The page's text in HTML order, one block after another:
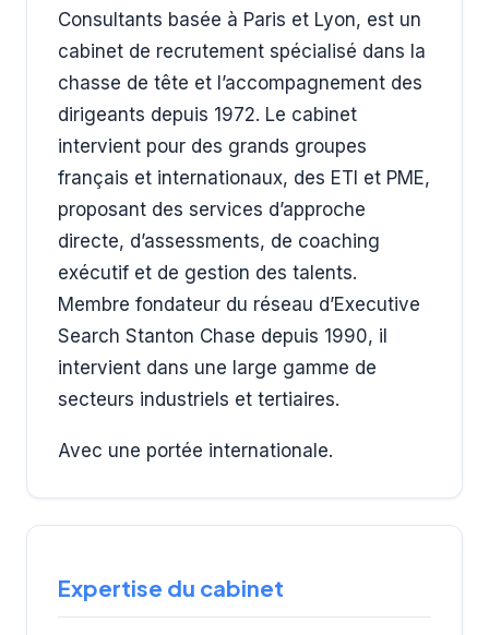
Consultants basée à Paris et Lyon, est un
cabinet de recrutement spécialisé dans la
chasse de tête et l’accompagnement des
dirigeants depuis 1972. Le cabinet
intervient pour des grands groupes
français et internationaux, des ETI et PME,
proposant des services d’approche
directe, d’assessments, de coaching
exécutif et de gestion des talents.
Membre fondateur du réseau d’Executive
Search Stanton Chase depuis 1990, il
intervient dans une large gamme de
secteurs industriels et tertiaires.
Avec une portée internationale.
Expertise du cabinet